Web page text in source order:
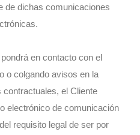
de dichas comunicaciones
en contacto con el
o colgando avisos en la
contractuales, el Cliente
electrónico de comunicación
requisito legal de ser por